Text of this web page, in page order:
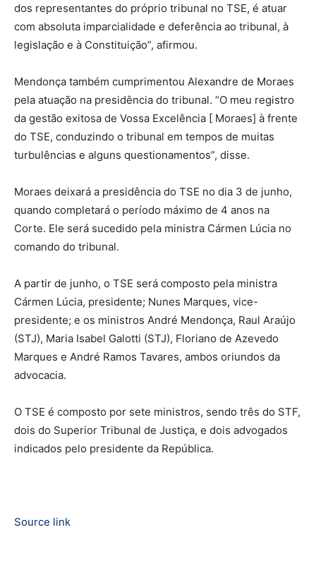
dos representantes do próprio tribunal no TSE, é atuar
com absoluta imparcialidade e deferência ao tribunal, à
legislação e à Constituição”, afirmou.
Mendonça também cumprimentou Alexandre de Moraes
pela atuação na presidência do tribunal. “O meu registro
da gestão exitosa de Vossa Excelência [ Moraes] à frente
do TSE, conduzindo o tribunal em tempos de muitas
turbulências e alguns questionamentos”, disse.
Moraes deixará a presidência do TSE no dia 3 de junho,
quando completará o período máximo de 4 anos na
Corte. Ele será sucedido pela ministra Cármen Lúcia no
comando do tribunal.
A partir de junho, o TSE será composto pela ministra
Cármen Lúcia, presidente; Nunes Marques, vice-
presidente; e os ministros André Mendonça, Raul Araújo
(STJ), Maria Isabel Galotti (STJ), Floriano de Azevedo
Marques e André Ramos Tavares, ambos oriundos da
advocacia.
O TSE é composto por sete ministros, sendo três do STF,
dois do Superior Tribunal de Justiça, e dois advogados
indicados pelo presidente da República.
Source link